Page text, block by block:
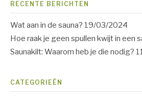
RECENTE BERICHTEN
Wat aan in de sauna? 19/03/2024
Hoe raak je geen spullen kwijt in een
Saunakilt: Waarom heb je die nodig?
CATEGORIEËN